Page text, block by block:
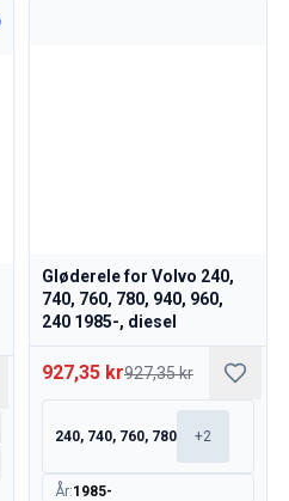
Gløderele for Volvo 240,
740, 760, 780, 940, 960,
240 1985-, diesel
927,35 kr927,35 kr
240, 740, 760, 780 +2
År:1985-